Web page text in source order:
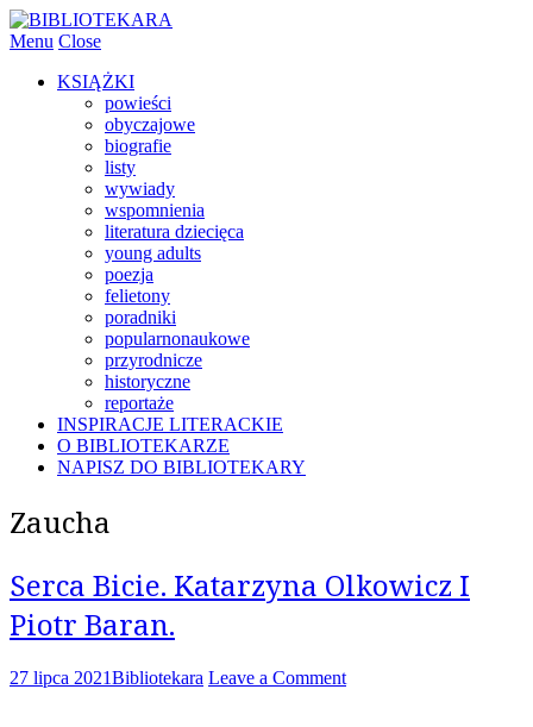
Menu Close
KSIĄŻKI
powieści
obyczajowe
biografie
listy
wywiady
wspomnienia
literatura dziecięca
young adults
poezja
felietony
poradniki
popularnonaukowe
przyrodnicze
historyczne
reportaże
INSPIRACJE LITERACKIE
O BIBLIOTEKARZE
NAPISZ DO BIBLIOTEKARY
Zaucha
Serca Bicie. Katarzyna Olkowicz I
Piotr Baran.
27 lipca 2021Bibliotekara Leave a Comment